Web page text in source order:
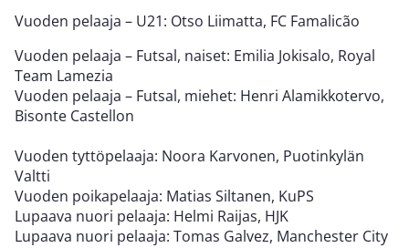
Vuoden pelaaja – U21: Otso Liimatta, FC Famalicão
Vuoden pelaaja – Futsal, naiset: Emilia Jokisalo, Royal
Team Lamezia
Vuoden pelaaja – Futsal, miehet: Henri Alamikkotervo,
Bisonte Castellon
Vuoden tyttöpelaaja: Noora Karvonen, Puotinkylän
Valtti
Vuoden poikapelaaja: Matias Siltanen, KuPS
Lupaava nuori pelaaja: Helmi Raijas, HJK
Lupaava nuori pelaaja: Tomas Galvez, Manchester City